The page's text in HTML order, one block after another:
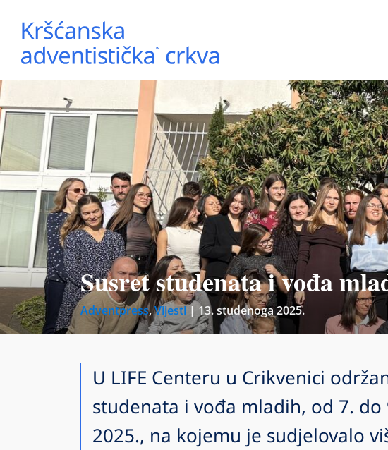
Susret studenata i vođa
Adventpress,Vijesti| 13. studenoga 2025.
U LIFE Centeru u Crikvenici
studenata i vođa mladih, od 7. do
2025., na kojemu je sudjelovalo